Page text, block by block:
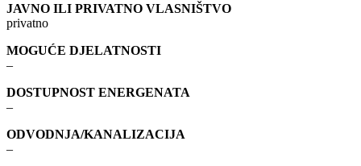
JAVNO ILI PRIVATNO VLASNIŠTVO
privatno
MOGUĆE DJELATNOSTI
–
DOSTUPNOST ENERGENATA
–
ODVODNJA/KANALIZACIJA
–